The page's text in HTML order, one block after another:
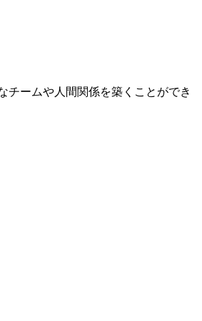
チームや人間関係を築くことができ